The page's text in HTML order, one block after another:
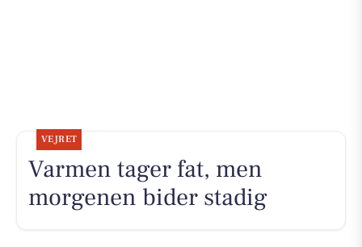
VEJRET
Varmen tager fat, men
morgenen bider stadig